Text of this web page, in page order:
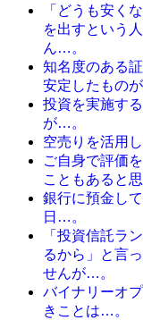
「どうも安く
を出すという
ん…。
知名度のある
安定したもの
投資を実施す
が…。
空売りを活用
ご自身で評価
こともあると
銀行に預金し
日…。
「投資信託ラ
るから」と言
せんが…。
バイナリーオ
きことは…。